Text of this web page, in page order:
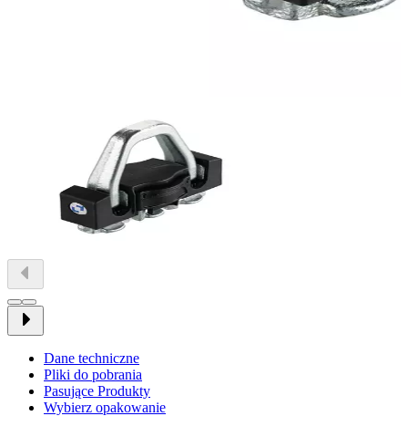
Dane techniczne
Pliki do pobrania
Pasujące Produkty
Wybierz opakowanie